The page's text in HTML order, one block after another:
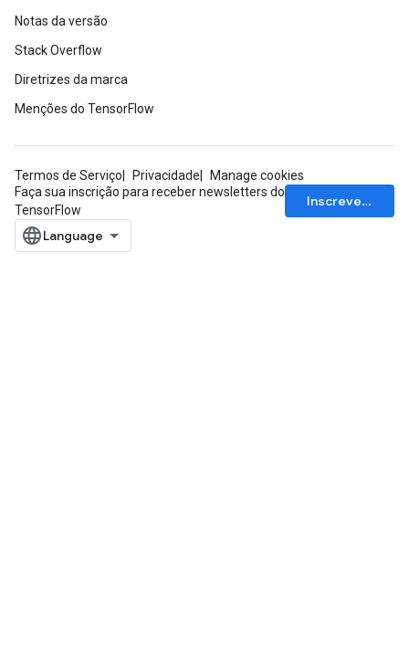
Notas da versão
Stack Overflow
Diretrizes da marca
Menções do TensorFlow
Termos de Serviço Privacidade
Manage cookies
Faça sua inscrição para receber newsletters do
TensorFlow
Inscrever-se